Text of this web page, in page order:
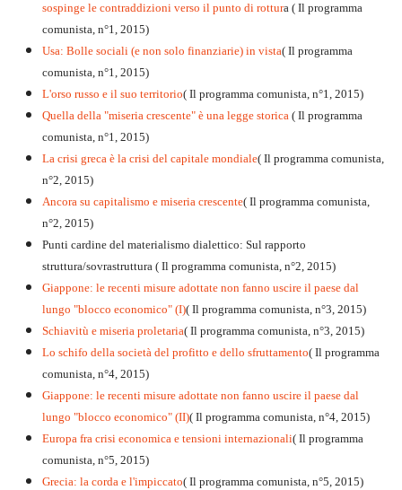
sospinge le contraddizioni verso il punto di rottura ( Il programma
comunista, n°1, 2015)
Usa: Bolle sociali (e non solo finanziarie) in vista( Il programma
comunista, n°1, 2015)
L'orso russo e il suo territorio( Il programma comunista, n°1, 2015)
Quella della "miseria crescente" è una legge storica ( Il programma
comunista, n°1, 2015)
La crisi greca è la crisi del capitale mondiale( Il programma comunista,
n°2, 2015)
Ancora su capitalismo e miseria crescente( Il programma comunista,
n°2, 2015)
Punti cardine del materialismo dialettico: Sul rapporto
struttura/sovrastruttura ( Il programma comunista, n°2, 2015)
Giappone: le recenti misure adottate non fanno uscire il paese dal
lungo "blocco economico" (I)( Il programma comunista, n°3, 2015)
Schiavitù e miseria proletaria( Il programma comunista, n°3, 2015)
Lo schifo della società del profitto e dello sfruttamento( Il programma
comunista, n°4, 2015)
Giappone: le recenti misure adottate non fanno uscire il paese dal
lungo "blocco economico" (II)( Il programma comunista, n°4, 2015)
Europa fra crisi economica e tensioni internazionali( Il programma
comunista, n°5, 2015)
Grecia: la corda e l'impiccato( Il programma comunista, n°5, 2015)